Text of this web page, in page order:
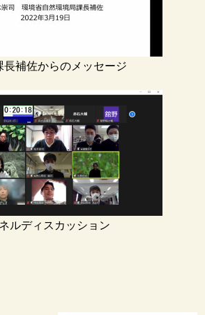
長補佐からのメッセージ
ルディスカッション